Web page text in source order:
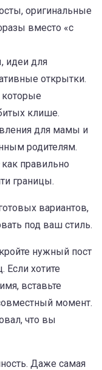
оригинальные
вместо «с
идеи для
открытки.
которые
клише.
для мамы и
родителям.
как правильно
границы.
вариантов,
под ваш стиль.
нужный пост
Если хотите
вставьте
момент.
что вы
Даже самая